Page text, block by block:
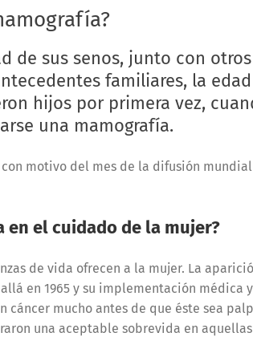
de sus senos, junto con otros
familiares, la
hijos por primera vez,
una mamografía.
motivo del mes de la difusión
en el cuidado de la mujer?
de vida ofrecen a la mujer. La
en 1965 y su implementación médica y
mucho antes de que éste sea
una aceptable sobrevida en aquellas